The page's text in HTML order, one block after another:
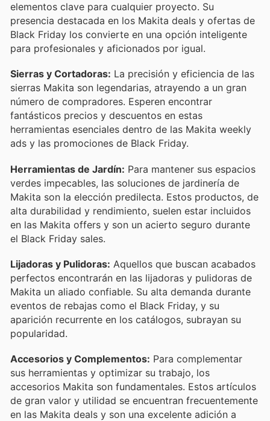
elementos clave para cualquier proyecto. Su
presencia destacada en los Makita deals y ofertas de
Black Friday los convierte en una opción inteligente
para profesionales y aficionados por igual.
Sierras y Cortadoras: La precisión y eficiencia de las
sierras Makita son legendarias, atrayendo a un gran
número de compradores. Esperen encontrar
fantásticos precios y descuentos en estas
herramientas esenciales dentro de las Makita weekly
ads y las promociones de Black Friday.
Herramientas de Jardín: Para mantener sus espacios
verdes impecables, las soluciones de jardinería de
Makita son la elección predilecta. Estos productos, de
alta durabilidad y rendimiento, suelen estar incluidos
en las Makita offers y son un acierto seguro durante
el Black Friday sales.
Lijadoras y Pulidoras: Aquellos que buscan acabados
perfectos encontrarán en las lijadoras y pulidoras de
Makita un aliado confiable. Su alta demanda durante
eventos de rebajas como el Black Friday, y su
aparición recurrente en los catálogos, subrayan su
popularidad.
Accesorios y Complementos: Para complementar
sus herramientas y optimizar su trabajo, los
accesorios Makita son fundamentales. Estos artículos
de gran valor y utilidad se encuentran frecuentemente
en las Makita deals y son una excelente adición a